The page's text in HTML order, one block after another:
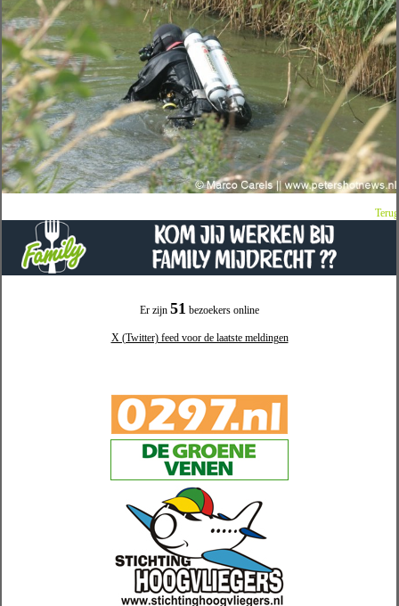
Er zijn 51 bezoekers online
X (Twitter) feed voor de laatste meldingen
Terug